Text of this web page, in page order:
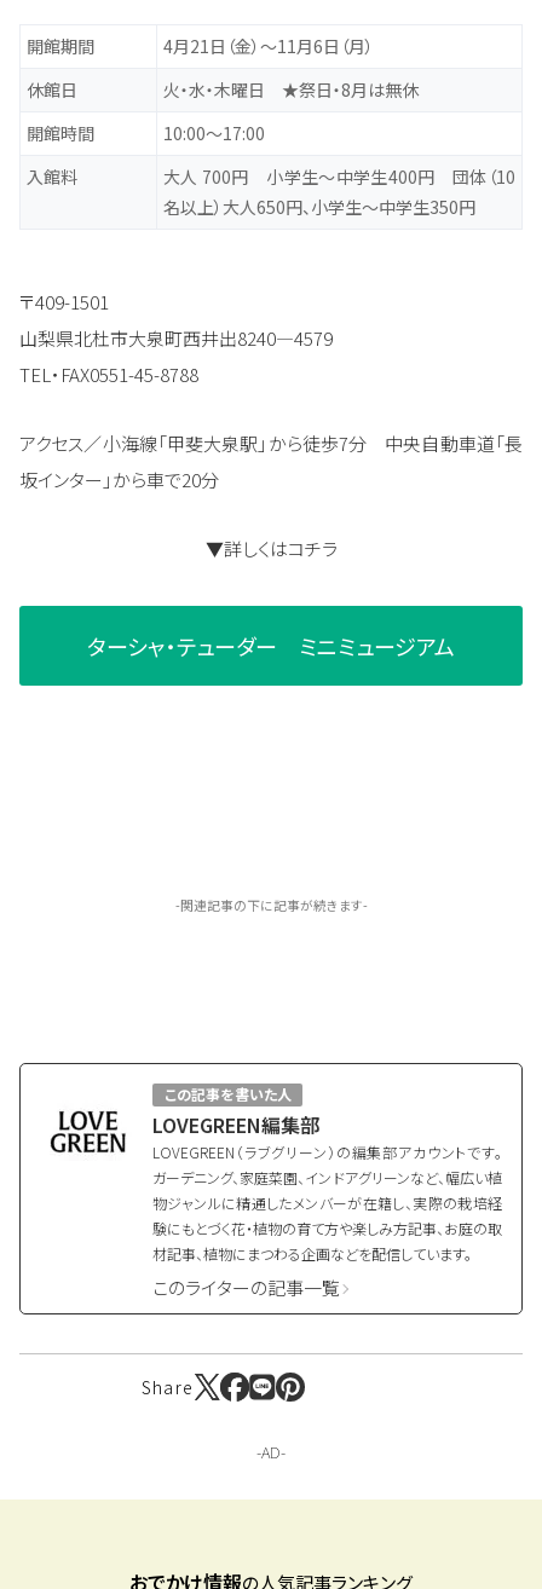
開館期間
4月21日（金）～11月6日（月）
休館日
火・水・木曜日 ★祭日・8月は無休
開館時間
10:00～17:00
入館料
大人 700円 小学生～中学生400円 団体（10
名以上）大人650円、小学生～中学生350円
〒409-1501
山梨県北杜市大泉町西井出8240―4579
TEL・FAX0551-45-8788
アクセス／小海線「甲斐大泉駅」から徒歩7分 中央自動車道「長
坂インター」から車で20分
▼詳しくはコチラ
ターシャ・テューダー ミニミュージアム
-関連記事の下に記事が続きます-
この記事を書いた人
LOVEGREEN編集部
LOVEGREEN（ラブグリーン）の編集部アカウントです。
ガーデニング、家庭菜園、インドアグリーンなど、幅広い植
物ジャンルに精通したメンバーが在籍し、実際の栽培経
験にもとづく花・植物の育て方や楽しみ方記事、お庭の取
材記事、植物にまつわる企画などを配信しています。
このライターの記事一覧
Share
おでかけ情報の人気記事ランキング